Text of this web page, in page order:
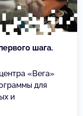
шага.
«Вега»
для
и